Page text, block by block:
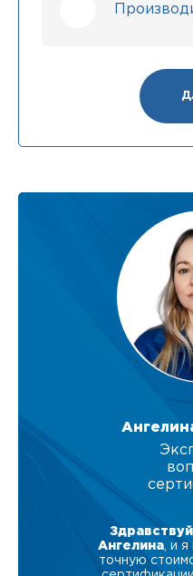
Ангелина , и
точную